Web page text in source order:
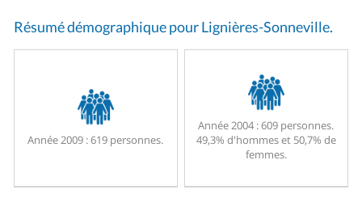
Résumé démographique pour Lignières-Sonneville.
Année 2009 :619 personnes.
Année 2004 :609 personnes.
49,3% d'hommes et 50,7% de
femmes.